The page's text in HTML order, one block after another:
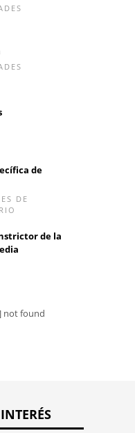
de
DE
de la
not found